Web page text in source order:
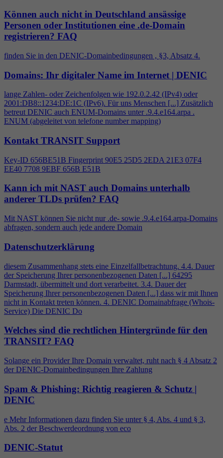
Können auch nicht in Deutschland ansässige
Personen oder Institutionen eine .de-Domain
registrieren? FAQ
finden Sie in den DENIC-Domainbedingungen , §3, Absatz 4.
Domains: Ihr digitaler Name im Internet | DENIC
lange Zahlen- oder Zeichenfolgen wie 192.0.2.42 (IPv4) oder
2001:DB8::1234:DE:1C (IPv6). Für uns Menschen [...] Zusätzlich
betreut DENIC auch ENUM-Domains unter .9.4.e164.arpa .
ENUM (abgeleitet von telefone number mapping)
Kontakt TRANSIT Support
Key-ID 656BE51B Fingerprint 90E5 25D5 2EDA 21E3 07F4
EE40 7708 9EBF 656B E51B
Kann ich mit NAST auch Domains unterhalb
anderer TLDs prüfen? FAQ
Mit NAST können Sie nicht nur .de- sowie .9.4.e164.arpa-Domains
abfragen, sondern auch jede andere Domain
Datenschutzerklärung
diesem Zusammenhang stets eine Einzelfallbetrachtung. 4.4. Dauer
der Speicherung Ihrer personenbezogenen Daten [...] 64295
Darmstadt, übermittelt und dort verarbeitet. 3.4. Dauer der
Speicherung Ihrer personenbezogenen Daten [...] dass wir mit Ihnen
nicht in Kontakt treten können. 4. DENIC Domainabfrage (Whois-
Service) Die DENIC Do
Welches sind die rechtlichen Hintergründe für den
TRANSIT? FAQ
Solange ein Provider Ihre Domain verwaltet, ruht nach § 4 Absatz 2
der DENIC-Domainbedingungen Ihre Zahlung
Spam & Phishing: Richtig reagieren & Schutz |
DENIC
e Mehr Informationen dazu finden Sie unter § 4, Abs. 4 und § 3,
Abs. 2 der Beschwerdeordnung von eco
DENIC-Statut